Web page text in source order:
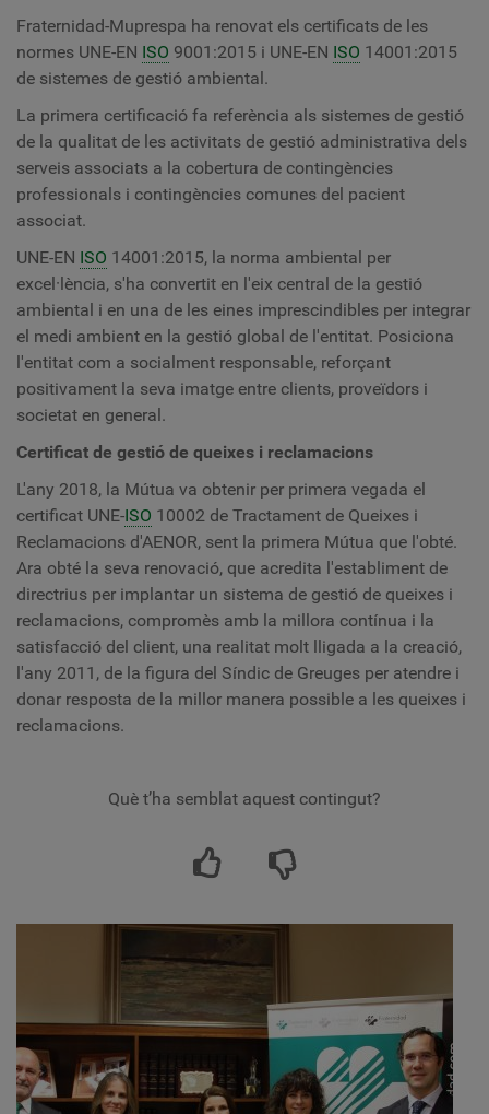
Fraternidad-Muprespa ha renovat els certificats de les
normes UNE-EN ISO 9001:2015 i UNE-EN ISO 14001:2015
de sistemes de gestió ambiental.
La primera certificació fa referència als sistemes de gestió
de la qualitat de les activitats de gestió administrativa dels
serveis associats a la cobertura de contingències
professionals i contingències comunes del pacient
associat.
UNE-EN ISO 14001:2015, la norma ambiental per
excel·lència, s'ha convertit en l'eix central de la gestió
ambiental i en una de les eines imprescindibles per integrar
el medi ambient en la gestió global de l'entitat. Posiciona
l'entitat com a socialment responsable, reforçant
positivament la seva imatge entre clients, proveïdors i
societat en general.
Certificat de gestió de queixes i reclamacions
L'any 2018, la Mútua va obtenir per primera vegada el
certificat UNE-ISO 10002 de Tractament de Queixes i
Reclamacions d'AENOR, sent la primera Mútua que l'obté.
Ara obté la seva renovació, que acredita l'establiment de
directrius per implantar un sistema de gestió de queixes i
reclamacions, compromès amb la millora contínua i la
satisfacció del client, una realitat molt lligada a la creació,
l'any 2011, de la figura del Síndic de Greuges per atendre i
donar resposta de la millor manera possible a les queixes i
reclamacions.
Què t’ha semblat aquest contingut?